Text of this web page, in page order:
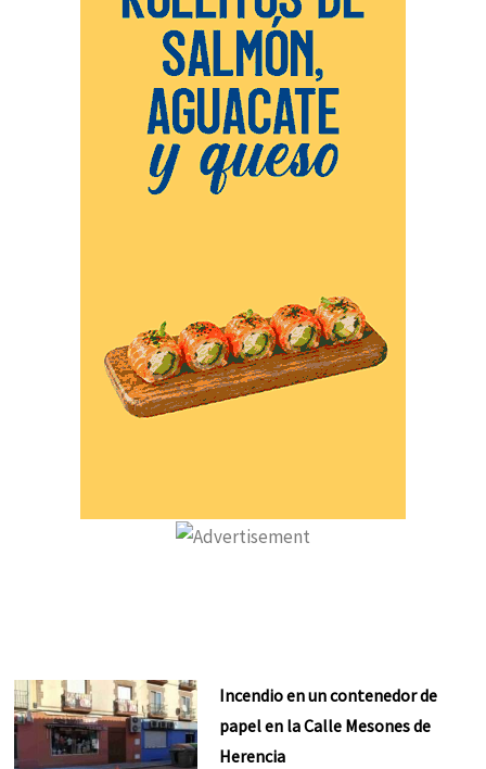
Incendio en un contenedor de
papel en la Calle Mesones de
Herencia